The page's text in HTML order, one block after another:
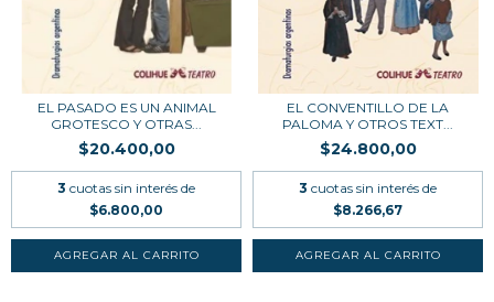
EL PASADO ES UN ANIMAL
GROTESCO Y OTRAS...
$20.400,00
3 cuotas sin interés de
$6.800,00
EL CONVENTILLO DE LA
PALOMA Y OTROS TEXT...
$24.800,00
3 cuotas sin interés de
$8.266,67